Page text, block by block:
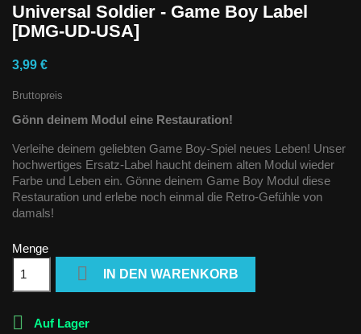
Universal Soldier - Game Boy Label
[DMG-UD-USA]
3,99 €
Bruttopreis
Gönn deinem Modul eine Restauration!
Verleihe deinem geliebten Game Boy-Spiel neues Leben! Unser
hochwertiges Ersatz-Label haucht deinem alten Modul wieder
Farbe und Leben ein. Gönne deinem Game Boy Modul diese
Restauration und erlebe noch einmal die Retro-Gefühle von
damals!
Menge
 IN DEN WARENKORB
 Auf Lager